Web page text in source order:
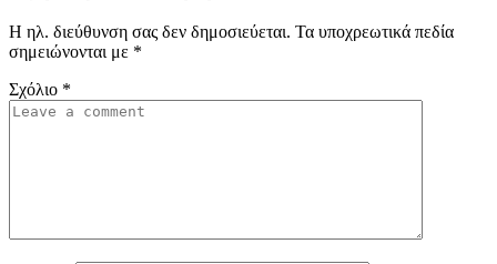
Η ηλ. διεύθυνση σας δεν δημοσιεύεται. Τα υποχρεωτικά πεδία
σημειώνονται με *
Σχόλιο *